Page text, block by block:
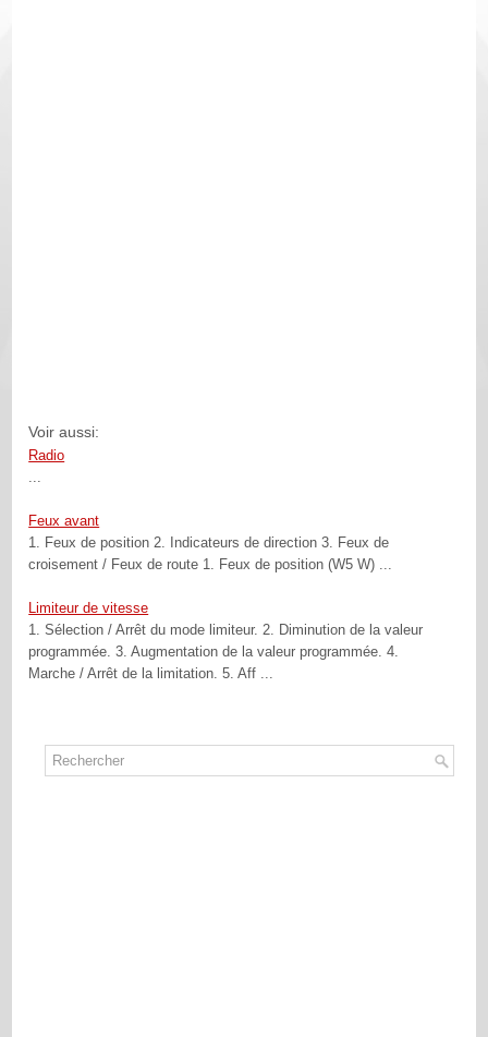
Voir aussi:
Radio
...
Feux avant
1. Feux de position 2. Indicateurs de direction 3. Feux de
croisement / Feux de route 1. Feux de position (W5 W) ...
Limiteur de vitesse
1. Sélection / Arrêt du mode limiteur. 2. Diminution de la valeur
programmée. 3. Augmentation de la valeur programmée. 4.
Marche / Arrêt de la limitation. 5. Aff ...